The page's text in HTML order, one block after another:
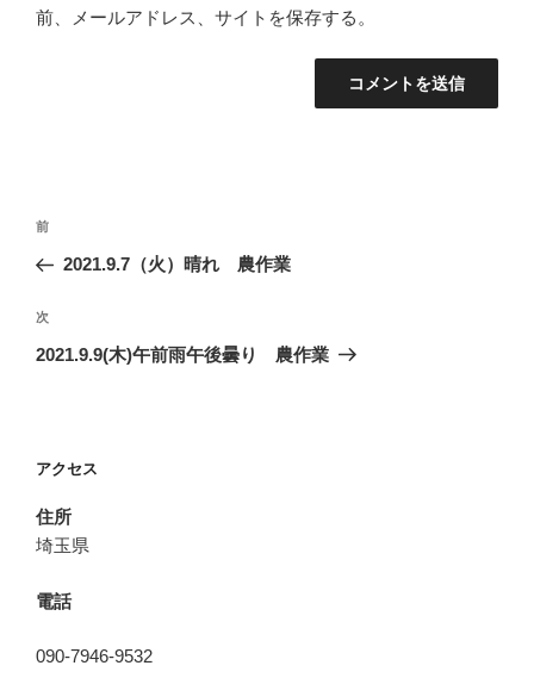
前、メールアドレス、サイトを保存する。
投
ナ
ビ
ゲ
ン
前
の
稿
前
2021.9.7（火）晴れ 農作業
次
の
次
2021.9.9(木)午前雨午後曇り 農作業
アクセス
住所
埼玉県
電話
090-7946-9532